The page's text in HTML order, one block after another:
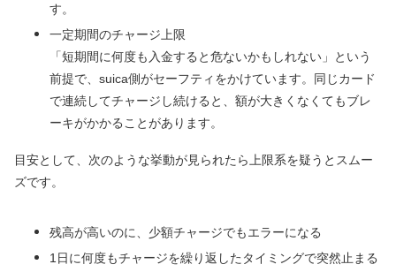
す。
一定期間のチャージ上限
「短期間に何度も入金すると危ないかもしれない」という
前提で、suica側がセーフティをかけています。同じカード
で連続してチャージし続けると、額が大きくなくてもブレ
ーキがかかることがあります。
目安として、次のような挙動が見られたら上限系を疑うとスムー
ズです。
残高が高いのに、少額チャージでもエラーになる
1日に何度もチャージを繰り返したタイミングで突然止まる